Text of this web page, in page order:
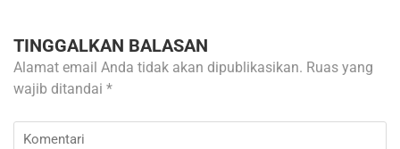
TINGGALKAN BALASAN
Alamat email Anda tidak akan dipublikasikan. Ruas yang
wajib ditandai *
Komentari